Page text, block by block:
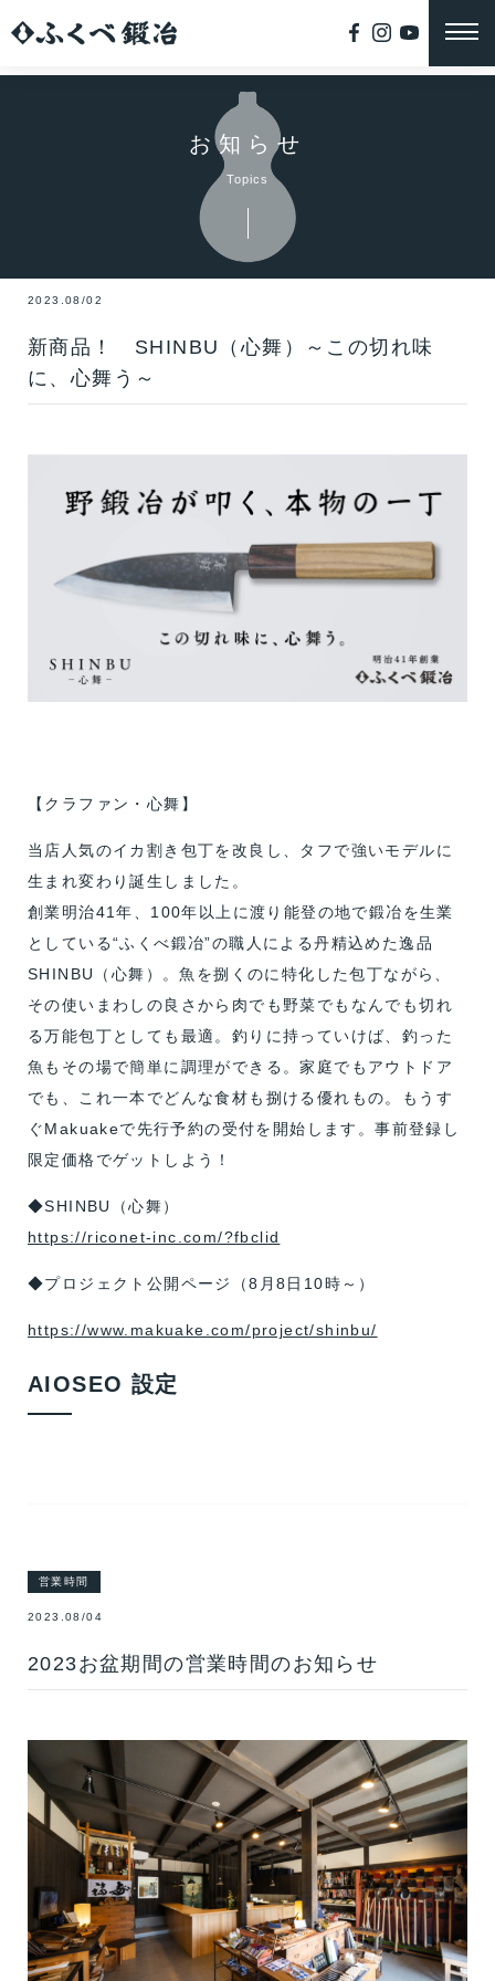
お知らせ
Topics
2023.08/02
新商品！ SHINBU（心舞）～この切れ味
に、心舞う～
【クラファン・心舞】
当店人気のイカ割き包丁を改良し、タフで強いモデルに
生まれ変わり誕生しました。
創業明治41年、100年以上に渡り能登の地で鍛冶を生業
としている“ふくべ鍛冶”の職人による丹精込めた逸品
SHINBU（心舞）。魚を捌くのに特化した包丁ながら、
その使いまわしの良さから肉でも野菜でもなんでも切れ
る万能包丁としても最適。釣りに持っていけば、釣った
魚もその場で簡単に調理ができる。家庭でもアウトドア
でも、これ一本でどんな食材も捌ける優れもの。もうす
ぐMakuakeで先行予約の受付を開始します。事前登録し
限定価格でゲットしよう！
◆SHINBU（心舞）
https://riconet-inc.com/?fbclid
◆プロジェクト公開ページ（8月8日10時～）
https://www.makuake.com/project/shinbu/
AIOSEO 設定
営業時間
2023.08/04
2023お盆期間の営業時間のお知らせ